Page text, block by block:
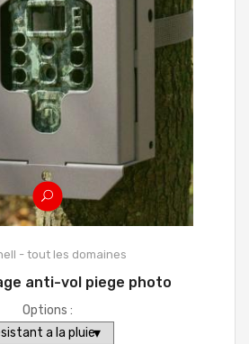
- tout les domaines
anti-vol piege photo
Options :